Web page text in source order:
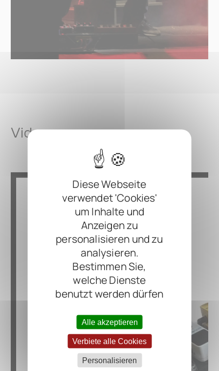
Diese Webseite
verwendet 'Cookies'
um Inhalte und
Anzeigen zu
personalisieren und zu
analysieren.
Bestimmen Sie,
welche Dienste
benutzt werden dürfen
Alle akzeptieren
Verbiete alle Cookies
Personalisieren
Videos